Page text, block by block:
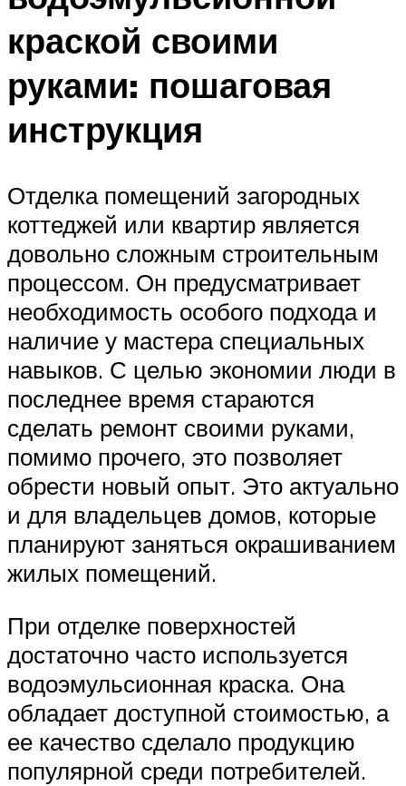
краской своими
руками: пошаговая
инструкция
Отделка помещений загородных
коттеджей или квартир является
довольно сложным строительным
процессом. Он предусматривает
необходимость особого подхода и
наличие у мастера специальных
навыков. С целью экономии люди в
последнее время стараются
сделать ремонт своими руками,
помимо прочего, это позволяет
обрести новый опыт. Это актуально
и для владельцев домов, которые
планируют заняться окрашиванием
жилых помещений.
При отделке поверхностей
достаточно часто используется
водоэмульсионная краска. Она
обладает доступной стоимостью, а
ее качество сделало продукцию
популярной среди потребителей.